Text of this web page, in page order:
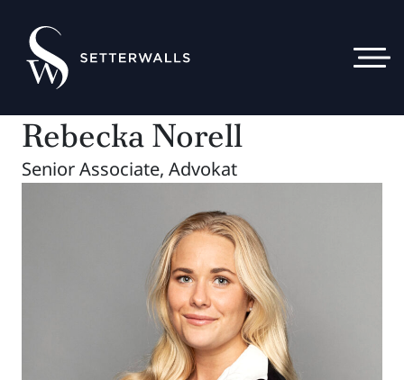
Rebecka Norell
Senior Associate, Advokat